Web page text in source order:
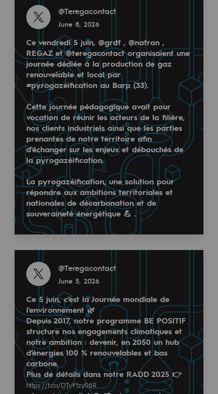
Renewable gases and sustainable gases
Renewable gases and
Pyro-gasification and hydrothermal
Methanation
CO2 capture
Sustainable uses
CH4, H2 and CO2 consultation
Educational space
Educational space
2050: a world of renewable, low-carbon
Hydrogen Objective
CCUS zero CO2 objective
The Lab
Committed actor
Committed actor
CSR ambition
Environmental responsibility
Environmental responsibility
BE POSITIF, the environmental
Read more
@Teregacontact
May 18, 2026
Semaine de sensibilisation dans le cadre des
Un bilan 2025 alarmant :
🔸 75% des accidents mortels pro = trajets
🔸+78% de mortalité en mobilité douce
Pour cette nouvelle édition, nous avons décidé
Ensemble, brisons la chaîne des accidents ! 🤝
Read more
@teréga
May 6, 2026
BarMar : un projet clé pour l'avenir énergétique
Le corridor hydrogène H2med franchit une
@Teregacontact
June 8, 2026
Ce vendredi 5 juin, @grdf , @natran ,
REGAZ et @teregacontact organisaient une
journée dédiée à la production de gaz
renouvelable et local par
#pyrogazéification au Barp (33).
Cette journée pédagogique avait pour
vocation de réunir les acteurs de la filière,
nos clients industriels ainsi que les parties
prenantes de notre territoire afin
d'échanger sur les enjeux et débouchés de
la pyrogazéification.
La pyrogazéification, une solution pour
répondre aux ambitions territoriales et
nationales de décarbonation et de
souveraineté énergétique 💪 .
@Teregacontact
June 5, 2026
Ce 5 juin, c’est la Journée mondiale de
l'environnement 🌿
Depuis 2017, notre programme BE POSITIF
structure nos engagements climatiques et
notre ambition : devenir, en 2050 un hub
d'énergies 100 % renouvelables et bas
carbone.
Plus de détails dans notre RADD 2025 👉
https://t.co/DTvYfzy06R